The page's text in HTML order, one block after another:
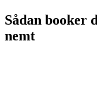
Sådan booker
nemt